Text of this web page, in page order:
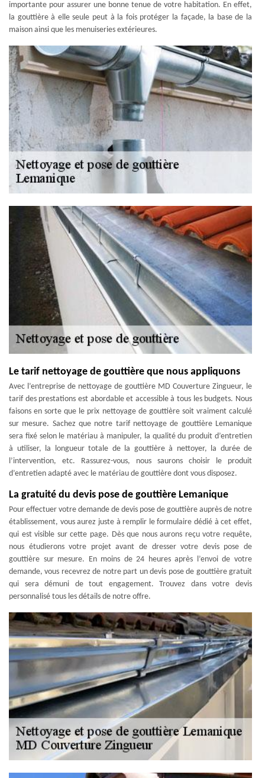
importante pour assurer une bonne tenue de votre habitation. En effet,
la gouttière à elle seule peut à la fois protéger la façade, la base de la
maison ainsi que les menuiseries extérieures.
Le tarif nettoyage de gouttière que nous appliquons
Avec l’entreprise de nettoyage de gouttière MD Couverture Zingueur, le
tarif des prestations est abordable et accessible à tous les budgets. Nous
faisons en sorte que le prix nettoyage de gouttière soit vraiment calculé
sur mesure. Sachez que notre tarif nettoyage de gouttière Lemanique
sera fixé selon le matériau à manipuler, la qualité du produit d’entretien
à utiliser, la longueur totale de la gouttière à nettoyer, la durée de
l’intervention, etc. Rassurez-vous, nous saurons choisir le produit
d’entretien adapté avec le matériau de gouttière dont vous disposez.
La gratuité du devis pose de gouttière Lemanique
Pour effectuer votre demande de devis pose de gouttière auprès de notre
établissement, vous aurez juste à remplir le formulaire dédié à cet effet,
qui est visible sur cette page. Dès que nous aurons reçu votre requête,
nous étudierons votre projet avant de dresser votre devis pose de
gouttière sur mesure. En moins de 24 heures après l’envoi de votre
demande, vous recevrez de notre part un devis pose de gouttière gratuit
qui sera démuni de tout engagement. Trouvez dans votre devis
personnalisé tous les détails de notre offre.